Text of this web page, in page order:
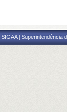
SIGAA | Superintendência